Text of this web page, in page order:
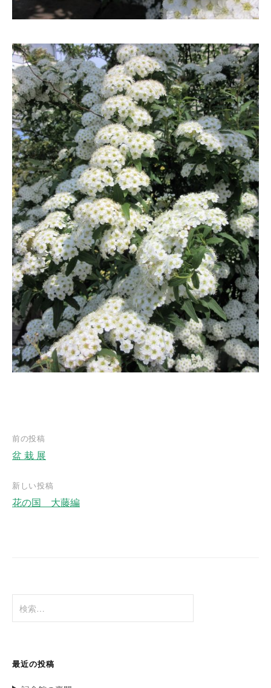
稿
ナ
ョ
ン
前の投稿
盆 栽 展
新しい投稿
花の国 大藤編
索
最近の投稿